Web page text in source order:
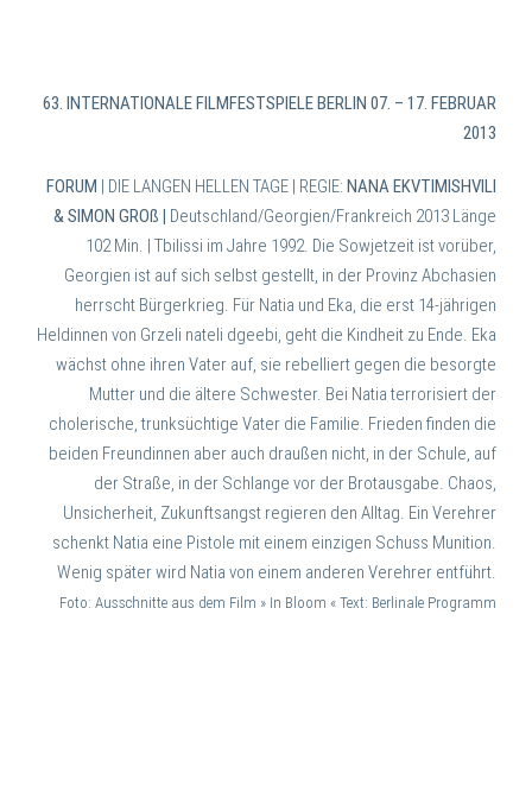
63. INTERNATIONALE FILMFESTSPIELE BERLIN 07. – 17. FEBRUAR
2013
FORUM | DIE LANGEN HELLEN TAGE | REGIE: NANA EKVTIMISHVILI
& SIMON GROß
Deutschland/Georgien/Frankreich 2013 Länge
102 Min. | Tbilissi im Jahre 1992. Die Sowjetzeit ist vorüber,
Georgien ist auf sich selbst gestellt, in der Provinz Abchasien
herrscht Bürgerkrieg. Für Natia und Eka, die erst 14-jährigen
Heldinnen von Grzeli nateli dgeebi, geht die Kindheit zu Ende. Eka
wächst ohne ihren Vater auf, sie rebelliert gegen die besorgte
Mutter und die ältere Schwester. Bei Natia terrorisiert der
cholerische, trunksüchtige Vater die Familie. Frieden finden die
beiden Freundinnen aber auch draußen nicht, in der Schule, auf
der Straße, in der Schlange vor der Brotausgabe. Chaos,
Unsicherheit, Zukunftsangst regieren den Alltag. Ein Verehrer
schenkt Natia eine Pistole mit einem einzigen Schuss Munition.
Wenig später wird Natia von einem anderen Verehrer entführt.
Foto: Ausschnitte aus dem Film » In Bloom « Text: Berlinale Programm